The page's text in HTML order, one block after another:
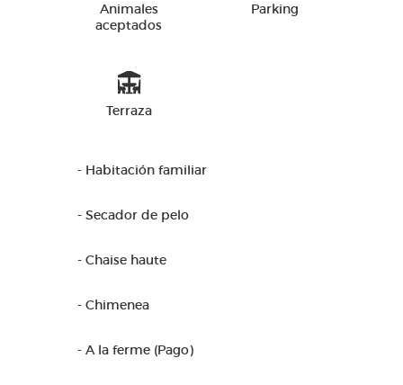
Animales
aceptados
Parking
Terraza
- Habitación familiar
- Secador de pelo
- Chaise haute
- Chimenea
- A la ferme (Pago)